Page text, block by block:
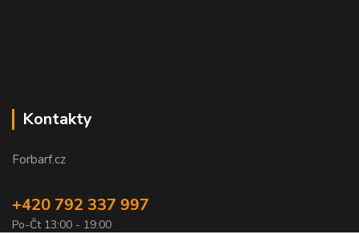
Kontakty
Forbarf.cz
+420 792 337 997
Po-Čt 13:00 - 19:00